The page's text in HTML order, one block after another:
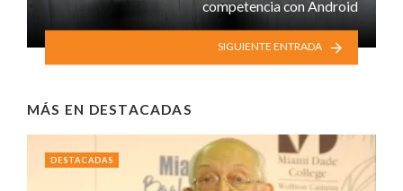
competencia con Android
SIGUIENTE ENTRADA
MÁS EN DESTACADAS
DESTACADAS